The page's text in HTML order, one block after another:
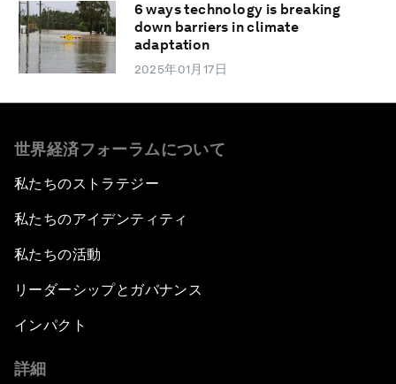
6 ways technology is breaking
down barriers in climate
adaptation
2025年01月17日
世界経済フォーラムについて
私たちのストラテジー
私たちのアイデンティティ
私たちの活動
リーダーシップとガバナンス
インパクト
詳細